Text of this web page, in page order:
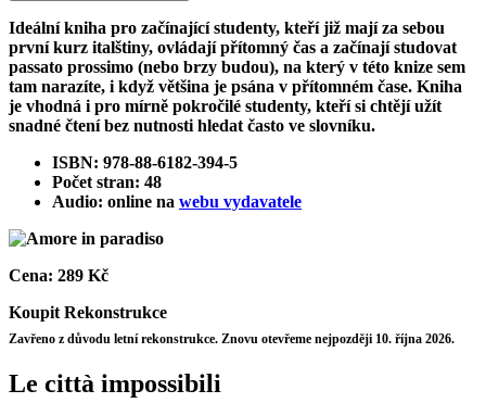
Ideální kniha pro začínající studenty, kteří již mají za sebou
první kurz italštiny, ovládají přítomný čas a začínají studovat
passato prossimo (nebo brzy budou), na který v této knize sem
tam narazíte, i když většina je psána v přítomném čase. Kniha
je vhodná i pro mírně pokročilé studenty, kteří si chtějí užít
snadné čtení bez nutnosti hledat často ve slovníku.
ISBN: 978-88-6182-394-5
Počet stran: 48
Audio: online na webu vydavatele
Cena: 289 Kč
Koupit Rekonstrukce
Zavřeno z důvodu letní rekonstrukce. Znovu otevřeme nejpozději 10. října 2026.
Le città impossibili